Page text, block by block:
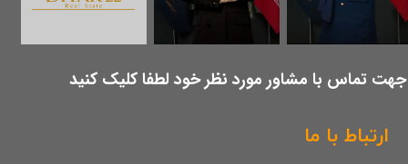
ارتباط با ما
​جهت تماس با مشاور مورد نظر خود لطفا کلیک کنید